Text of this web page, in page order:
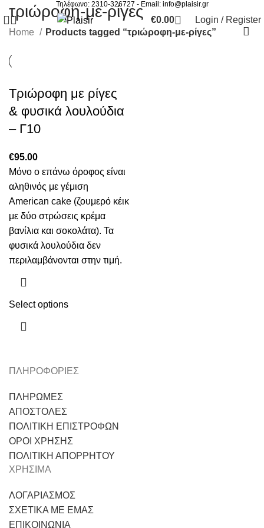
Τηλέφωνο: 2310-326727 - Email: info@plaisir.gr
€0.00 Login / Register
τριώροφη-με-ρίγες
Home Products tagged “τριώροφη-με-ρίγες”
Τριώροφη με ρίγες
& φυσικά λουλούδια
– Γ10
€95.00
Μόνο ο επάνω όροφος είναι
αληθινός με γέμιση
American cake (ζουμερό κέικ
με δύο στρώσεις κρέμα
βανίλια και σοκολάτα). Τα
φυσικά λουλούδια δεν
περιλαμβάνονται στην τιμή.
Select options
ΠΛΗΡΟΦΟΡΙΕΣ
ΠΛΗΡΩΜΕΣ
ΑΠΟΣΤΟΛΕΣ
ΠΟΛΙΤΙΚΗ ΕΠΙΣΤΡΟΦΩΝ
ΟΡΟΙ ΧΡΗΣΗΣ
ΠΟΛΙΤΙΚΗ ΑΠΟΡΡΗΤΟΥ
ΧΡΗΣΙΜΑ
ΛΟΓΑΡΙΑΣΜΟΣ
ΣΧΕΤΙΚΑ ΜΕ ΕΜΑΣ
ΕΠΙΚΟΙΝΩΝΙΑ